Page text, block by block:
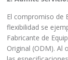
El compromiso de
flexibilidad se
Fabricante de
Original (ODM). Al